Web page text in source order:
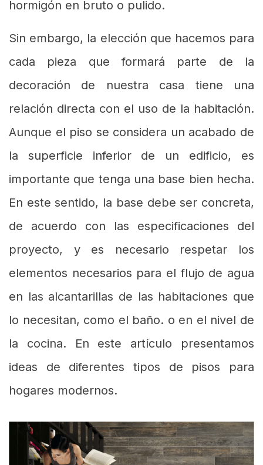
hormigón en bruto o pulido.
Sin embargo, la elección que hacemos para
cada pieza que formará parte de la
decoración de nuestra casa tiene una
relación directa con el uso de la habitación.
Aunque el piso se considera un acabado de
la superficie inferior de un edificio, es
importante que tenga una base bien hecha.
En este sentido, la base debe ser concreta,
de acuerdo con las especificaciones del
proyecto, y es necesario respetar los
elementos necesarios para el flujo de agua
en las alcantarillas de las habitaciones que
lo necesitan, como el baño. o en el nivel de
la cocina. En este artículo presentamos
ideas de diferentes tipos de pisos para
hogares modernos.